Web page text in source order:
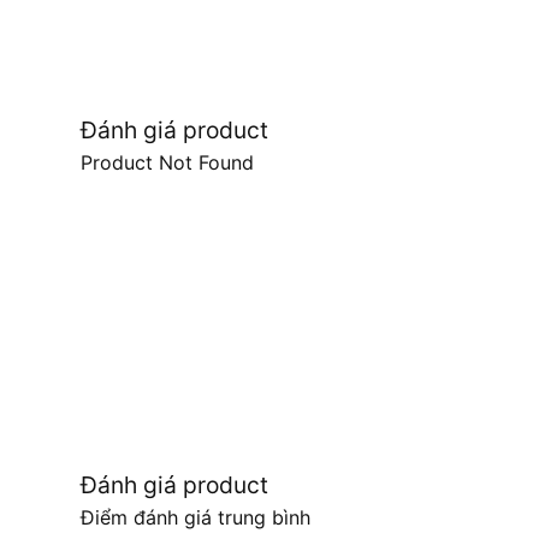
Đánh giá product
Product Not Found
Đánh giá product
Điểm đánh giá trung bình